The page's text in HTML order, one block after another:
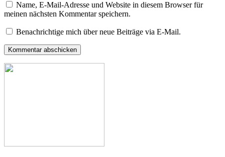
Name, E-Mail-Adresse und Website in diesem Browser für
meinen nächsten Kommentar speichern.
Benachrichtige mich über neue Beiträge via E-Mail.